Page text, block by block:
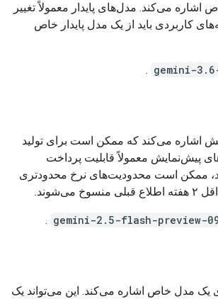
اشاره می‌کند. مدل‌های پایدار معمولاً تغییر
کاربردی باید از یک مدل پایدار خاص
gemini-
.
اشاره می‌کند که ممکن است برای تولید
پیش‌نمایش معمولاً قابلیت پرداخت
ممکن است محدودیت‌های نرخ محدودتری
می‌شوند.
gemini-2.5-flash-preview-
.
یک مدل خاص اشاره می‌کند. این می‌تواند یک